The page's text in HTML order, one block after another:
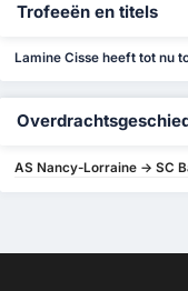
Trofeeën en titels
Lamine Cisse heeft tot nu
AS Nancy-Lorraine -> SC